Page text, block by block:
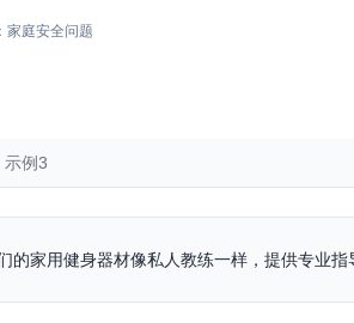
家庭安全问题
示例3
的家用健身器材像私人教练一样，提供专业